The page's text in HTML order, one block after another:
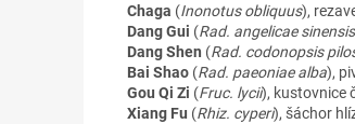
Chaga (Inonotus obliquus),
Dang Gui (Rad. angelicae sinensis
Dang Shen (Rad. codonopsis
Bai Shao (Rad. paeoniae alba),
Gou Qi Zi (Fruc. lycii), kustovnice
Xiang Fu (Rhiz. cyperi), šáchor